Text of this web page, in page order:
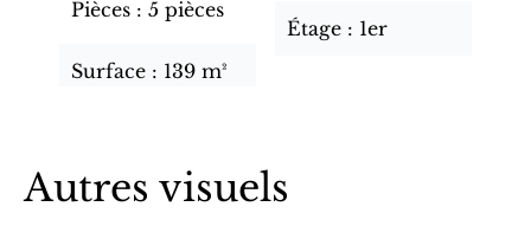
Pièces 5 pièces
Surface 139 m²
Étage 1er
Autres visuels